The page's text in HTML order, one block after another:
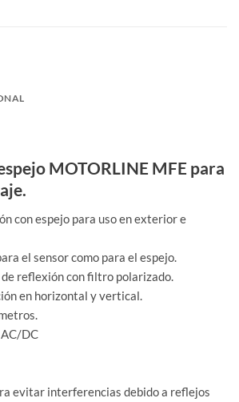
MOTORLINE MFE para
con espejo para uso en exterior e
el sensor como para el espejo.
reflexión con filtro polarizado.
en horizontal y vertical.
DC
evitar interferencias debido a reflejos